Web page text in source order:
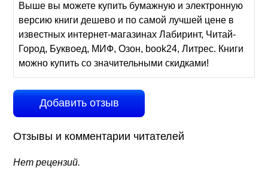
Выше вы можете купить бумажную и электронную
версию книги дешево и по самой лучшей цене в
известных интернет-магазинах Лабиринт, Читай-
Город, Буквоед, МИФ, Озон, book24, Литрес. Книги
можно купить со значительными скидками!
Добавить отзыв
Отзывы и комментарии читателей
Нет рецензий.